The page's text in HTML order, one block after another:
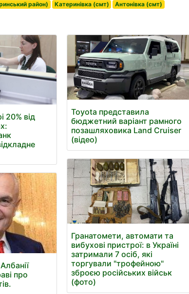
район) Катеринівка (смт) Антонівка (смт)
20% від
про
Toyota представила
бюджетний варіант рамного
позашляховика Land Cruiser
(відео)
Гранатомети, автомати та
вибухові пристрої: в Україні
затримали 7 осіб, які
торгували "трофейною"
зброєю російських військ
(фото)